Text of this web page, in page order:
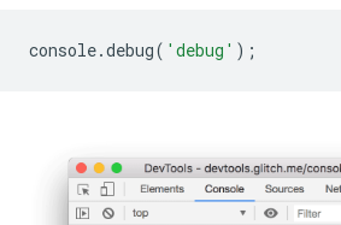
console.debug( 'debug' );